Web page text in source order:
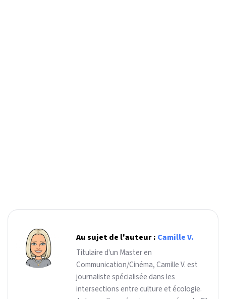
Au sujet de l'auteur : Camille V.
Titulaire d'un Master en
Communication/Cinéma, Camille V. est
journaliste spécialisée dans les
intersections entre culture et écologie.